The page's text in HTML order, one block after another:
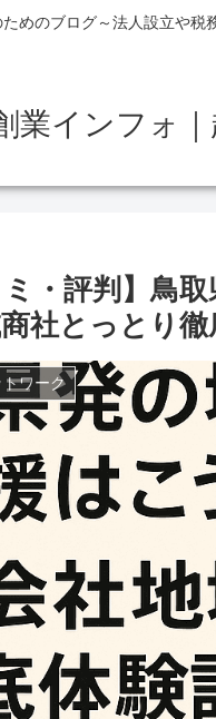
めのブログ～法人設立や
業インフォ
ミ・評判】鳥
社とっとり
ワーク